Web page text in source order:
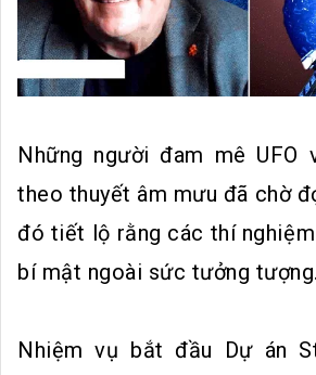
Những người đam mê UFO
theo thuyết âm mưu đã chờ
đó tiết lộ rằng các thí
bí mật ngoài sức tưởng tượng.
Nhiệm vụ bắt đầu Dự án